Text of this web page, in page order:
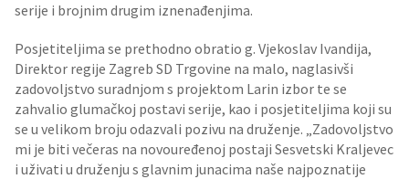
serije i brojnim drugim iznenađenjima.
Posjetiteljima se prethodno obratio g. Vjekoslav Ivandija,
Direktor regije Zagreb SD Trgovine na malo, naglasivši
zadovoljstvo suradnjom s projektom Larin izbor te se
zahvalio glumačkoj postavi serije, kao i posjetiteljima koji su
se u velikom broju odazvali pozivu na druženje. „Zadovoljstvo
mi je biti večeras na novouređenoj postaji Sesvetski Kraljevec
i uživati u druženju s glavnim junacima naše najpoznatije